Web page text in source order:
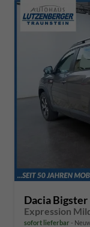
Dacia Bigster
Expression
sofort lieferbar